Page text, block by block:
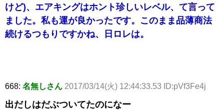
けど)、エアキングはホント珍しいレベル、て言って
ました。私も運が良かったです。このまま品薄商法
続けるつもりですかね、日ロレは。
668: 名無しさん 2017/03/14(火) 12:44:33.53 ID:pVf3Fe4j
出だしはだぶついてたのになー